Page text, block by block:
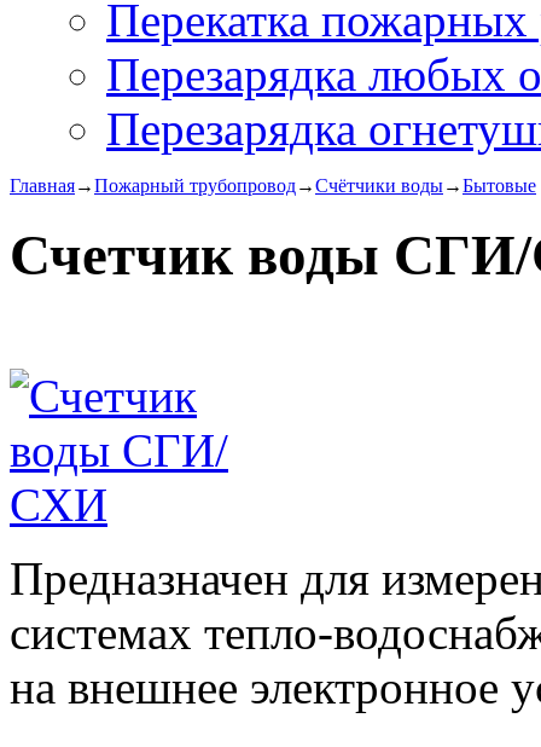
Перекатка пожарных
Перезарядка любых
Перезарядка
Главная→Пожарный трубопровод→Счётчики воды→Бытовые
Счетчик воды
Предназначен для
системах тепло-
на внешнее электронное